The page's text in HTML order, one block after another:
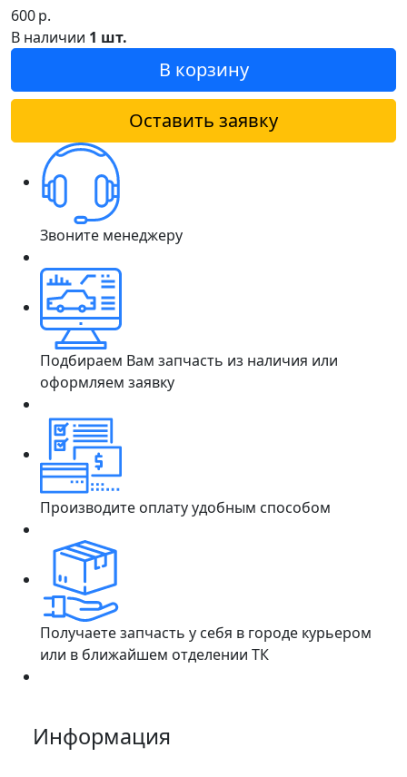
600р.
В наличии 1 шт.
В корзину
Оставить заявку
Звоните менеджеру
Подбираем Вам запчасть из наличия или
оформляем заявку
Производите оплату удобным способом
Получаете запчасть у себя в городе курьером
или в ближайшем отделении ТК
Информация